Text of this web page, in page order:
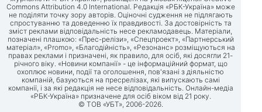
Commons Attribution 4.0 International. Редакція «РБК-Україна» може
не поділяти точку зору авторів. Оціночні судження не підлягають
спростуванню та доведенню їх правдивості. За достовірність та
зміст реклами відповідальність несе рекламодавець. Матеріали,
позначені плашкою: «Прес-релізи», «Спецпроект», «Партнерський
матеріал», «Promo», «Благодійність», «Резонанс» розміщуються на
правах реклами і призначені, як правило, для осіб, які досягли 21-
річного віку. «Новини компанії» - це інформаційний формат, що
охоплює новини, події та оголошення, пов'язані з діяльністю
компаній, базуються на пресрелізах, які випускають самі
компанії, і за які редакція не несе відповідальність. Онлайн-медіа
«РБК-Україна» призначене для осіб віком від 21 року.
© ТОВ «УБТ», 2006-2026.